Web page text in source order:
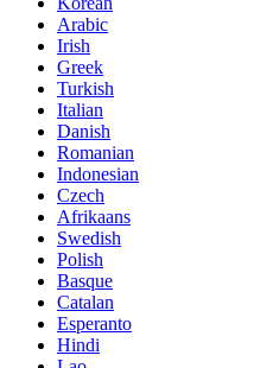
Arabic
Irish
Greek
Turkish
Italian
Danish
Romanian
Indonesian
Czech
Afrikaans
Swedish
Polish
Basque
Catalan
Esperanto
Hindi